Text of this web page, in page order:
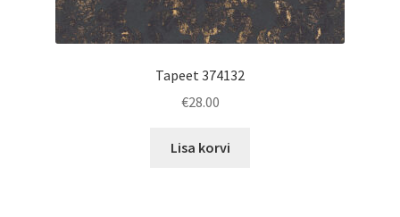
Tapeet 374132
€28.00
Lisa korvi